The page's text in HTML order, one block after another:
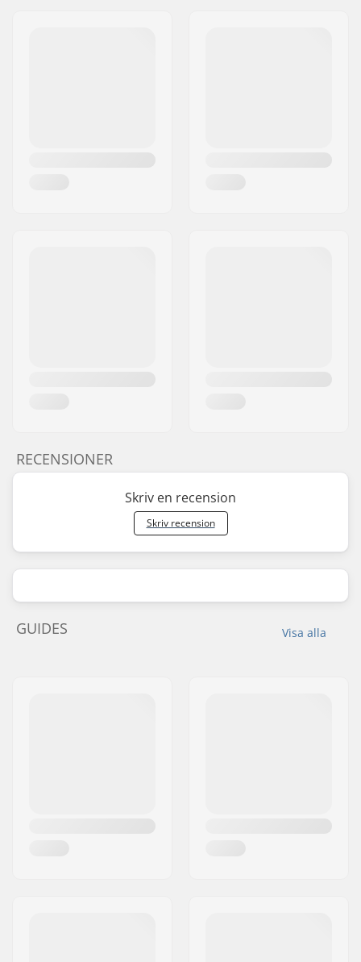
RECENSIONER
Skriv en recension
Skriv recension
Visa alla
GUIDES